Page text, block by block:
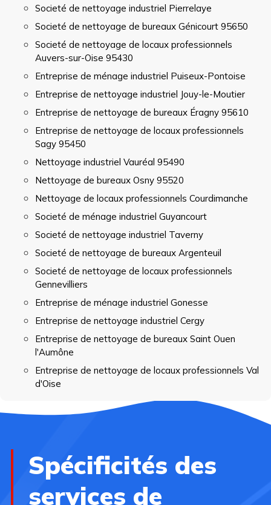
Societé de nettoyage industriel Pierrelaye
Societé de nettoyage de bureaux Génicourt 95650
Societé de nettoyage de locaux professionnels
Auvers-sur-Oise 95430
Entreprise de ménage industriel Puiseux-Pontoise
Entreprise de nettoyage industriel Jouy-le-Moutier
Entreprise de nettoyage de bureaux Éragny 95610
Entreprise de nettoyage de locaux professionnels
Sagy 95450
Nettoyage industriel Vauréal 95490
Nettoyage de bureaux Osny 95520
Nettoyage de locaux professionnels Courdimanche
Societé de ménage industriel Guyancourt
Societé de nettoyage industriel Taverny
Societé de nettoyage de bureaux Argenteuil
Societé de nettoyage de locaux professionnels
Gennevilliers
Entreprise de ménage industriel Gonesse
Entreprise de nettoyage industriel Cergy
Entreprise de nettoyage de bureaux Saint Ouen
l'Aumône
Entreprise de nettoyage de locaux professionnels Val
d'Oise
Spécificités des
services de